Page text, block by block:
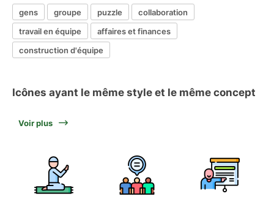
gens groupe puzzle
collaboration
travail en équipe
affaires et finances
construction d'équipe
Icônes ayant le même style et le même concept
Voir plus